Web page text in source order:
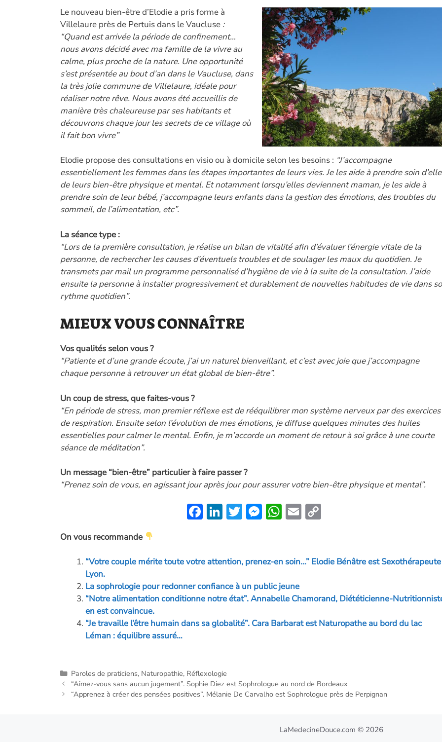
Le nouveau bien-être d’Elodie a pris forme à
Villelaure près de Pertuis dans le Vaucluse :
“Quand est arrivée la période de confinement…
nous avons décidé avec ma famille de la vivre au
calme, plus proche de la nature. Une opportunité
s’est présentée au bout d’an dans le Vaucluse, dans
la très jolie commune de Villelaure, idéale pour
réaliser notre rêve. Nous avons été accueillis de
manière très chaleureuse par ses habitants et
découvrons chaque jour les secrets de ce village où
il fait bon vivre”
Elodie propose des consultations en visio ou à domicile selon les besoins : “J’accompagne
essentiellement les femmes dans les étapes importantes de leurs vies. Je les aide à prendre soin
de leurs bien-être physique et mental. Et notamment lorsqu’elles deviennent maman, je les aide à
prendre soin de leur bébé, j’accompagne leurs enfants dans la gestion des émotions, des troubles du
sommeil, de l’alimentation, etc”.
La séance type :
“Lors de la première consultation, je réalise un bilan de vitalité afin d’évaluer l’énergie vitale de la
personne, de rechercher les causes d’éventuels troubles et de soulager les maux du quotidien. Je
transmets par mail un programme personnalisé d’hygiène de vie à la suite de la consultation. J’aide
ensuite la personne à installer progressivement et durablement de nouvelles habitudes de vie dans
rythme quotidien”.
MIEUX VOUS CONNAÎTRE
Vos qualités selon vous ?
“Patiente et d’une grande écoute, j’ai un naturel bienveillant, et c’est avec joie que j’accompagne
chaque personne à retrouver un état global de bien-être”.
Un coup de stress, que faites-vous ?
“En période de stress, mon premier réflexe est de rééquilibrer mon système nerveux par des exercices
de respiration. Ensuite selon l’évolution de mes émotions, je diffuse quelques minutes des huiles
essentielles pour calmer le mental. Enfin, je m’accorde un moment de retour à soi grâce à une courte
séance de méditation”.
Un message “bien-être” particulier à faire passer ?
“Prenez soin de vous, en agissant jour après jour pour assurer votre bien-être physique et mental”.
F
ac
b
o
k
Li
n
e
n
T
w
er
M
es
n
er
W
h
s
p
p
E
m
l y
k
On vous recommande
“Votre couple mérite toute votre attention, prenez-en soin…” Elodie Bénâtre est
Lyon.
La sophrologie pour redonner confiance à un public jeune
“Notre alimentation conditionne notre état”. Annabelle Chamorand, Diététicienne-
en est convaincue.
“Je travaille l’être humain dans sa globalité”. Cara Barbarat est Naturopathe au bord du lac
Léman : équilibre assuré…
Catégories
Paroles de praticiens, Naturopathie, Réflexologie
“Aimez-vous sans aucun jugement”. Sophie Diez est Sophrologue au nord de Bordeaux
“Apprenez à créer des pensées positives”. Mélanie De Carvalho est Sophrologue près de Perpignan
LaMedecineDouce.com © 2026